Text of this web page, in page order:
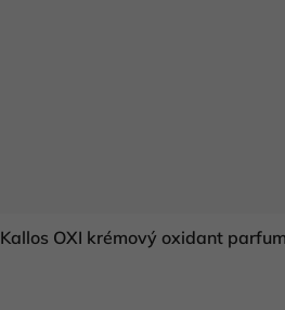
Kallos OXI krémový oxidant